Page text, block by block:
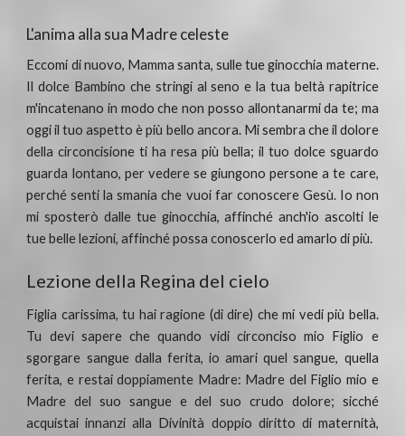
L'anima alla sua Madre celeste
Eccomi di nuovo, Mamma santa, sulle tue ginocchia materne.
Il dolce Bambino che stringi al seno e la tua beltà rapitrice
m'incatenano in modo che non posso allontanarmi da te; ma
oggi il tuo aspetto è più bello ancora. Mi sembra che il dolore
della circoncisione ti ha resa più bella; il tuo dolce sguardo
guarda lontano, per vedere se giungono persone a te care,
perché senti la smania che vuoi far conoscere Gesù. Io non
mi sposterò dalle tue ginocchia, affinché anch'io ascolti le
tue belle lezioni, affinché possa conoscerlo ed amarlo di più.
Lezione della Regina del cielo
Figlia carissima, tu hai ragione (di dire) che mi vedi più bella.
Tu devi sapere che quando vidi circonciso mio Figlio e
sgorgare sangue dalla ferita, io amari quel sangue, quella
ferita, e restai doppiamente Madre: Madre del Figlio mio e
Madre del suo sangue e del suo crudo dolore; sicché
acquistai innanzi alla Divinità doppio diritto di maternità,